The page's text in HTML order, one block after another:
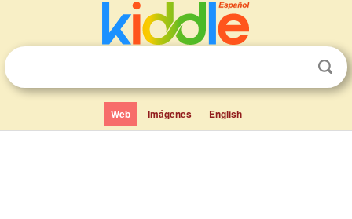
Web Imágenes English